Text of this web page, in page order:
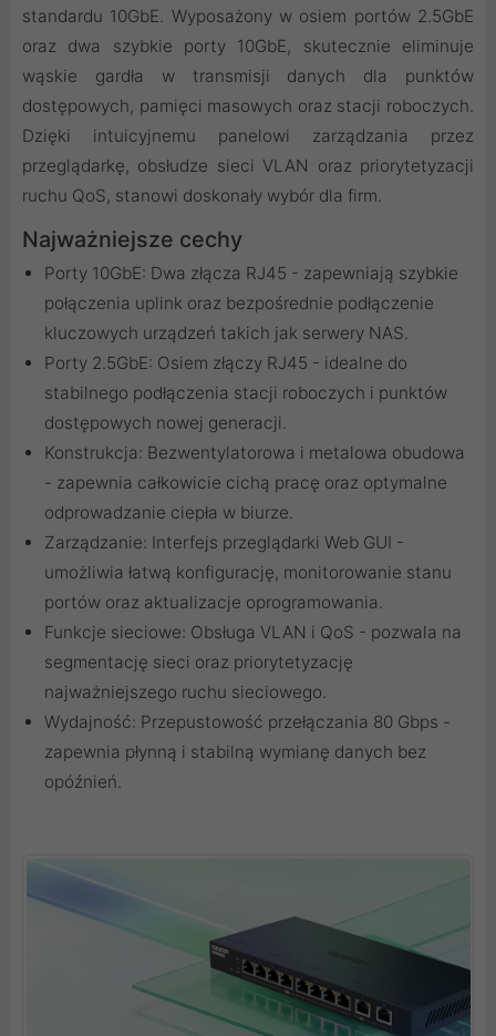
standardu 10GbE. Wyposażony w osiem portów 2.5GbE
oraz dwa szybkie porty 10GbE, skutecznie eliminuje
wąskie gardła w transmisji danych dla punktów
dostępowych, pamięci masowych oraz stacji roboczych.
Dzięki intuicyjnemu panelowi zarządzania przez
przeglądarkę, obsłudze sieci VLAN oraz priorytetyzacji
ruchu QoS, stanowi doskonały wybór dla firm.
Najważniejsze cechy
Porty 10GbE: Dwa złącza RJ45 - zapewniają szybkie
połączenia uplink oraz bezpośrednie podłączenie
kluczowych urządzeń takich jak serwery NAS.
Porty 2.5GbE: Osiem złączy RJ45 - idealne do
stabilnego podłączenia stacji roboczych i punktów
dostępowych nowej generacji.
Konstrukcja: Bezwentylatorowa i metalowa obudowa
- zapewnia całkowicie cichą pracę oraz optymalne
odprowadzanie ciepła w biurze.
Zarządzanie: Interfejs przeglądarki Web GUI -
umożliwia łatwą konfigurację, monitorowanie stanu
portów oraz aktualizacje oprogramowania.
Funkcje sieciowe: Obsługa VLAN i QoS - pozwala na
segmentację sieci oraz priorytetyzację
najważniejszego ruchu sieciowego.
Wydajność: Przepustowość przełączania 80 Gbps -
zapewnia płynną i stabilną wymianę danych bez
opóźnień.